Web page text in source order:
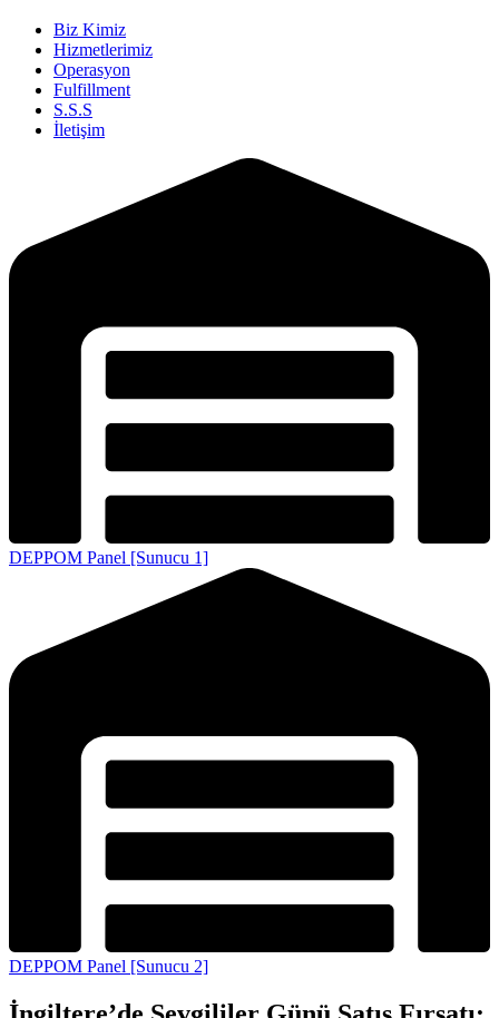
Biz Kimiz
Hizmetlerimiz
Operasyon
Fulfillment
S.S.S
İletişim
DEPPOM Panel [Sunucu 1]
DEPPOM Panel [Sunucu 2]